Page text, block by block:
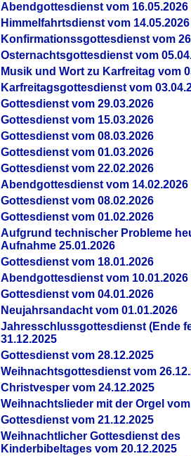
Abendgottesdienst vom 16.05.2026
Himmelfahrtsdienst vom 14.05.2026
Konfirmationssgottesdienst vom
Osternachtsgottesdienst vom
Musik und Wort zu Karfreitag vom
Karfreitagsgottesdienst vom
Gottesdienst vom 29.03.2026
Gottesdienst vom 15.03.2026
Gottesdienst vom 08.03.2026
Gottesdienst vom 01.03.2026
Gottesdienst vom 22.02.2026
Abendgottesdienst vom 14.02.2026
Gottesdienst vom 08.02.2026
Gottesdienst vom 01.02.2026
Aufgrund technischer Probleme
Aufnahme 25.01.2026
Gottesdienst vom 18.01.2026
Abendgottesdienst vom 10.01.2026
Gottesdienst vom 04.01.2026
Neujahrsandacht vom 01.01.2026
Jahresschlussgottesdienst (Ende
31.12.2025
Gottesdienst vom 28.12.2025
Weihnachtsgottesdienst vom
Christvesper vom 24.12.2025
Weihnachtslieder mit der Orgel vom
Gottesdienst vom 21.12.2025
Weihnachtlicher Gottesdienst des
Kinderbibeltages vom 20.12.2025